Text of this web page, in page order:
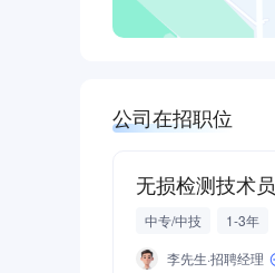
公司在招职位
无损检测技术员
中专/中技 1-3年
李先生·招聘经理